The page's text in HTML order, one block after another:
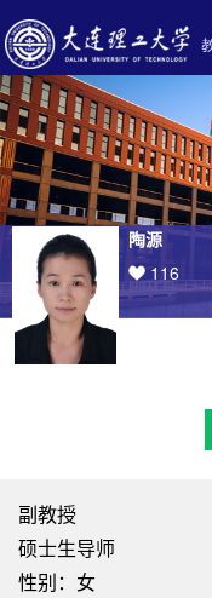
陶源
116
副教授
硕士生导师
性别：女